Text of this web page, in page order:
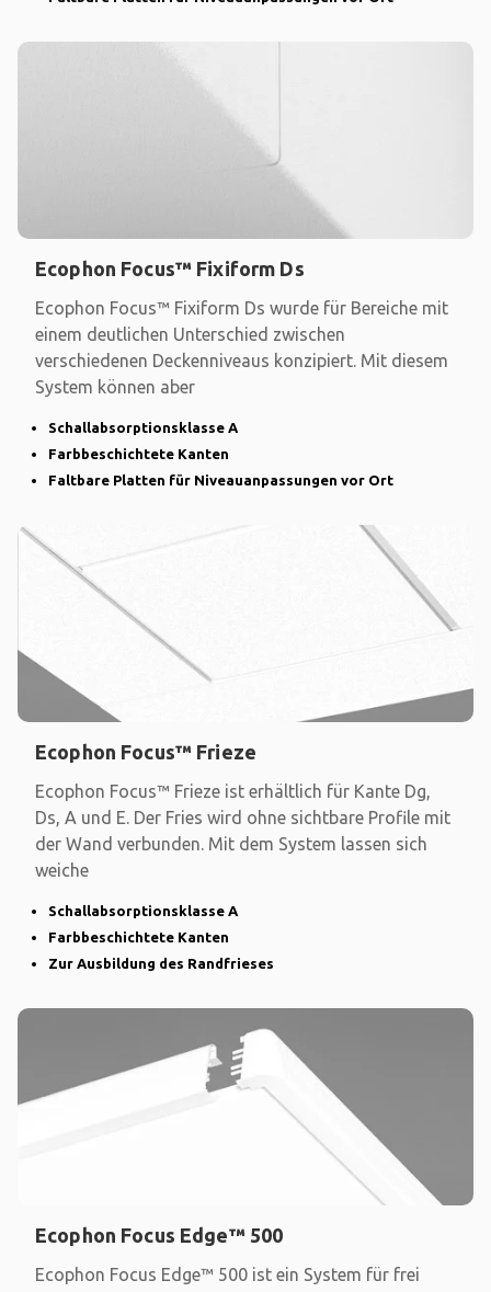
Ecophon Focus™ Fixiform Ds
Ecophon Focus™ Fixiform Ds wurde für Bereiche mit
einem deutlichen Unterschied zwischen
verschiedenen Deckenniveaus konzipiert. Mit diesem
System können aber
Schallabsorptionsklasse A
Farbbeschichtete Kanten
Faltbare Platten für Niveauanpassungen vor Ort
Ecophon Focus™ Frieze
Ecophon Focus™ Frieze ist erhältlich für Kante Dg,
Ds, A und E. Der Fries wird ohne sichtbare Profile mit
der Wand verbunden. Mit dem System lassen sich
weiche
Schallabsorptionsklasse A
Farbbeschichtete Kanten
Zur Ausbildung des Randfrieses
Ecophon Focus Edge™ 500
Ecophon Focus Edge™ 500 ist ein System für frei